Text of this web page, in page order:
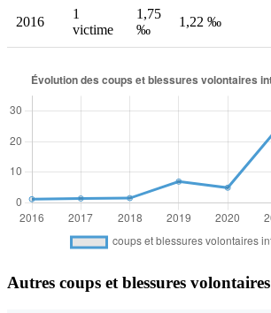
2016
1
victime
1,75
‰
1,22 ‰
Autres coups et blessures volontaires